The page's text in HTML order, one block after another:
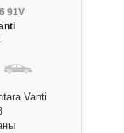
91V
Vanti